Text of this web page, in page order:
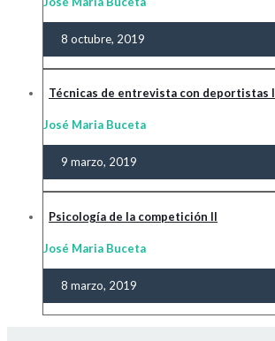
8 octubre, 2019
Técnicas de entrevista con deportistas I
José Maria Buceta
9 marzo, 2019
Psicología de la competición II
José Maria Buceta
8 marzo, 2019